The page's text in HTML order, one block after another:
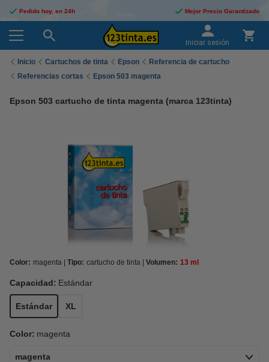
Pedido hoy, en 24h Mejor Precio Garantizado
Iniciar sesión
Inicio Cartuchos de tinta Epson
Referencia de cartucho
Referencias cortas
Epson 503 magenta
Epson 503 cartucho de tinta magenta (marca 123tinta)
Color: magenta Tipo: cartucho de tinta Volumen: 13 ml
Capacidad: Estándar
Estándar XL
Color: magenta
magenta